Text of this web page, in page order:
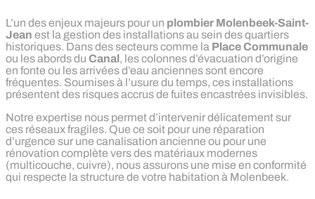
L’un des enjeux majeurs pour un plombier Molenbeek-Saint-
Jean est la gestion des installations au sein des quartiers
historiques. Dans des secteurs comme la Place Communale
ou les abords du Canal, les colonnes d’évacuation d’origine
en fonte ou les arrivées d’eau anciennes sont encore
fréquentes. Soumises à l’usure du temps, ces installations
présentent des risques accrus de fuites encastrées invisibles.
Notre expertise nous permet d’intervenir délicatement sur
ces réseaux fragiles. Que ce soit pour une réparation
d’urgence sur une canalisation ancienne ou pour une
rénovation complète vers des matériaux modernes
(multicouche, cuivre), nous assurons une mise en conformité
qui respecte la structure de votre habitation à Molenbeek.